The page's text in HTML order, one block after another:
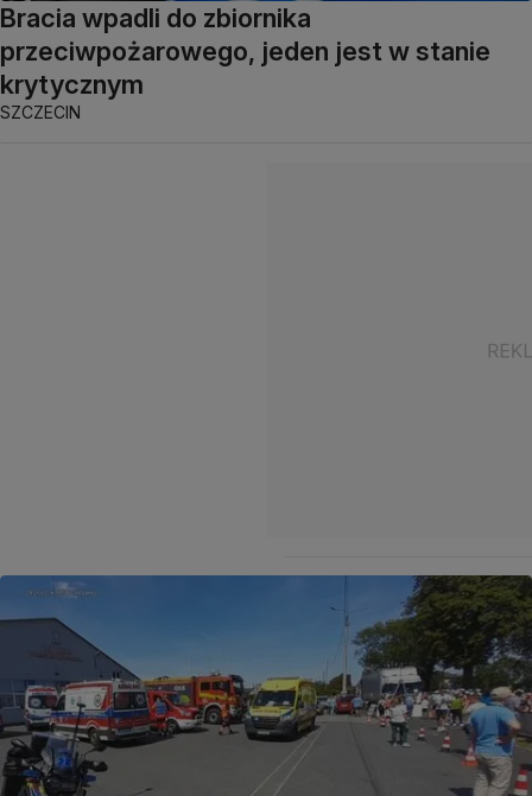
Bracia wpadli do zbiornika
przeciwpożarowego, jeden jest w stanie
krytycznym
SZCZECIN